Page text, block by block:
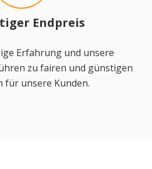
Endpreis
Erfahrung und unsere
zu fairen und günstigen
für unsere Kunden.